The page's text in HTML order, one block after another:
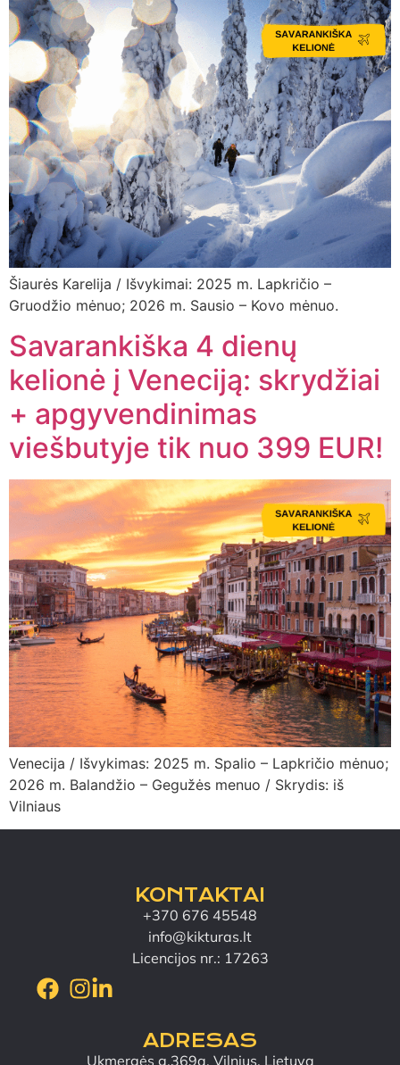
Šiaurės Karelija / Išvykimai: 2025 m. Lapkričio –
Gruodžio mėnuo; 2026 m. Sausio – Kovo mėnuo.
Savarankiška 4 dienų
kelionė į Veneciją: skrydžiai
+ apgyvendinimas
viešbutyje tik nuo 399 EUR!
Venecija / Išvykimas: 2025 m. Spalio – Lapkričio mėnuo;
2026 m. Balandžio – Gegužės menuo / Skrydis: iš
Vilniaus
KONTAKTAI
+370 676 45548
info@kikturas.lt
Licencijos nr.: 17263
ADRESAS
Ukmergės g.369a, Vilnius, Lietuva